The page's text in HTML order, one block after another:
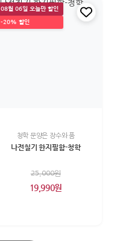
08월 06일 오늘만 할인
-20% 할인
청학 문양은 장수와 품
나전칠기 한지필함-청학
25,000원
19,990원